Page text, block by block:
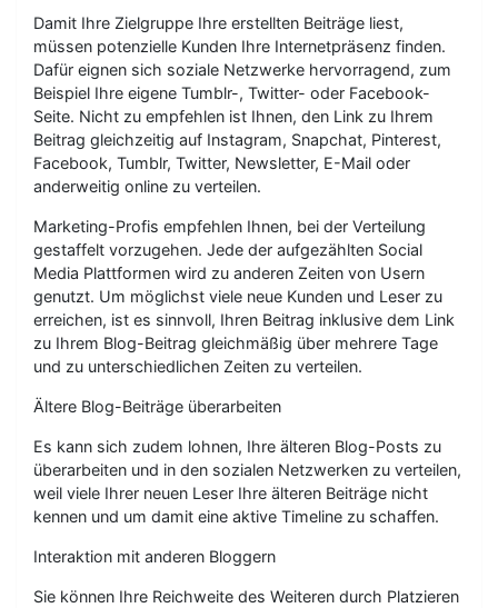
Damit Ihre Zielgruppe Ihre erstellten Beiträge liest,
müssen potenzielle Kunden Ihre Internetpräsenz finden.
Dafür eignen sich soziale Netzwerke hervorragend, zum
Beispiel Ihre eigene Tumblr-, Twitter- oder Facebook-
Seite. Nicht zu empfehlen ist Ihnen, den Link zu Ihrem
Beitrag gleichzeitig auf Instagram, Snapchat, Pinterest,
Facebook, Tumblr, Twitter, Newsletter, E-Mail oder
anderweitig online zu verteilen.
Marketing-Profis empfehlen Ihnen, bei der Verteilung
gestaffelt vorzugehen. Jede der aufgezählten Social
Media Plattformen wird zu anderen Zeiten von Usern
genutzt. Um möglichst viele neue Kunden und Leser zu
erreichen, ist es sinnvoll, Ihren Beitrag inklusive dem Link
zu Ihrem Blog-Beitrag gleichmäßig über mehrere Tage
und zu unterschiedlichen Zeiten zu verteilen.
Ältere Blog-Beiträge überarbeiten
Es kann sich zudem lohnen, Ihre älteren Blog-Posts zu
überarbeiten und in den sozialen Netzwerken zu verteilen,
weil viele Ihrer neuen Leser Ihre älteren Beiträge nicht
kennen und um damit eine aktive Timeline zu schaffen.
Interaktion mit anderen Bloggern
Sie können Ihre Reichweite des Weiteren durch Platzieren